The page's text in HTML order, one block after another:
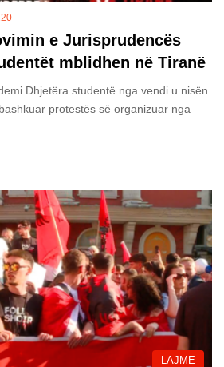
e Jurisprudencës
mblidhen në Tiranë
Dhjetëra studentë nga vendi u nisën
protestës së organizuar nga
LAJME